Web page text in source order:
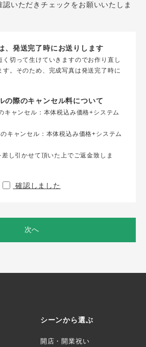
認いただきチェックをお願いいたしま
、発送完了時にお送りします
く切って生けていきますのでお作り直し
す。そのため、完成写真は発送完了時に
の際のキャンセル料について
キャンセル：本体税込み価格+システム
キャンセル：本体税込み価格+システム
し引かせて頂いた上でご返金致しま
確認しました
次へ
シーンから選ぶ
開店・開業祝い